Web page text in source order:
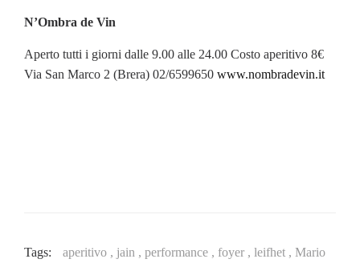
N’Ombra de Vin
Aperto tutti i giorni dalle 9.00 alle 24.00 Costo aperitivo 8€
Via San Marco 2 (Brera) 02/6599650 www.nombradevin.it
Tags: aperitivo , jain , performance , foyer , leifhet , Mario